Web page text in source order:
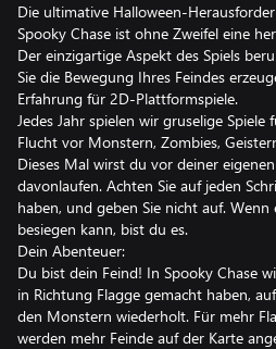
Die ultimative Halloween-
Spooky Chase ist ohne Zweifel eine
Der einzigartige Aspekt des Spiels
Sie die Bewegung Ihres Feindes
Erfahrung für 2D-Plattformspiele.
Jedes Jahr spielen wir gruselige Spiele
Flucht vor Monstern, Zombies,
Dieses Mal wirst du vor deiner
davonlaufen. Achten Sie auf jeden
haben, und geben Sie nicht auf.
besiegen kann, bist du es.
Dein Abenteuer:
Du bist dein Feind! In Spooky Chase
in Richtung Flagge gemacht haben,
den Monstern wiederholt. Für mehr
werden mehr Feinde auf der Karte